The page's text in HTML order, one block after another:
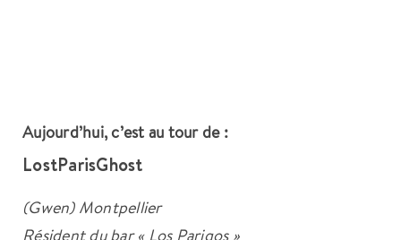
Aujourd’hui, c’est au tour de :
LostParisGhost
(Gwen) Montpellier
Résident du bar « Los Parigos »